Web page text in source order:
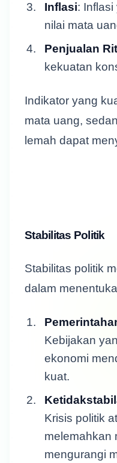
Inflasi:
nilai mata
Penjualan
kekuatan
Indikator yang
mata uang,
lemah dapat
Stabilitas Politik
Stabilitas politik
dalam
Kebijakan
ekonomi
kuat.
Krisis politik
melemahkan
mengurangi